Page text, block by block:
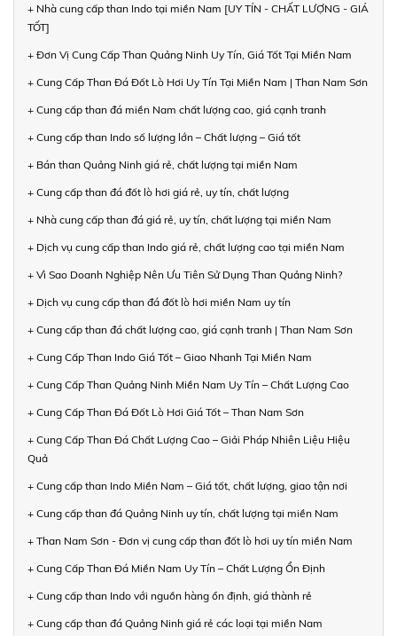
+ Nhà cung cấp than Indo tại miền Nam [UY TÍN - CHẤT LƯỢNG - GIÁ
TỐT]
+ Đơn Vị Cung Cấp Than Quảng Ninh Uy Tín, Giá Tốt Tại Miền Nam
+ Cung Cấp Than Đá Đốt Lò Hơi Uy Tín Tại Miền Nam | Than Nam Sơn
+ Cung cấp than đá miền Nam chất lượng cao, giá cạnh tranh
+ Cung cấp than Indo số lượng lớn – Chất lượng – Giá tốt
+ Bán than Quảng Ninh giá rẻ, chất lượng tại miền Nam
+ Cung cấp than đá đốt lò hơi giá rẻ, uy tín, chất lượng
+ Nhà cung cấp than đá giá rẻ, uy tín, chất lượng tại miền Nam
+ Dịch vụ cung cấp than Indo giá rẻ, chất lượng cao tại miền Nam
+ Vì Sao Doanh Nghiệp Nên Ưu Tiên Sử Dụng Than Quảng Ninh?
+ Dịch vụ cung cấp than đá đốt lò hơi miền Nam uy tín
+ Cung cấp than đá chất lượng cao, giá cạnh tranh | Than Nam Sơn
+ Cung Cấp Than Indo Giá Tốt – Giao Nhanh Tại Miền Nam
+ Cung Cấp Than Quảng Ninh Miền Nam Uy Tín – Chất Lượng Cao
+ Cung Cấp Than Đá Đốt Lò Hơi Giá Tốt – Than Nam Sơn
+ Cung Cấp Than Đá Chất Lượng Cao – Giải Pháp Nhiên Liệu Hiệu
Quả
+ Cung cấp than Indo Miền Nam – Giá tốt, chất lượng, giao tận nơi
+ Cung cấp than đá Quảng Ninh uy tín, chất lượng tại miền Nam
+ Than Nam Sơn - Đơn vị cung cấp than đốt lò hơi uy tín miền Nam
+ Cung Cấp Than Đá Miền Nam Uy Tín – Chất Lượng Ổn Định
+ Cung cấp than Indo với nguồn hàng ổn định, giá thành rẻ
+ Cung cấp than đá Quảng Ninh giá rẻ các loại tại miền Nam